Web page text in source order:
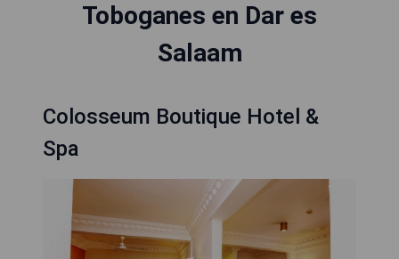
Toboganes en Dar es
Salaam
Colosseum Boutique Hotel &
Spa